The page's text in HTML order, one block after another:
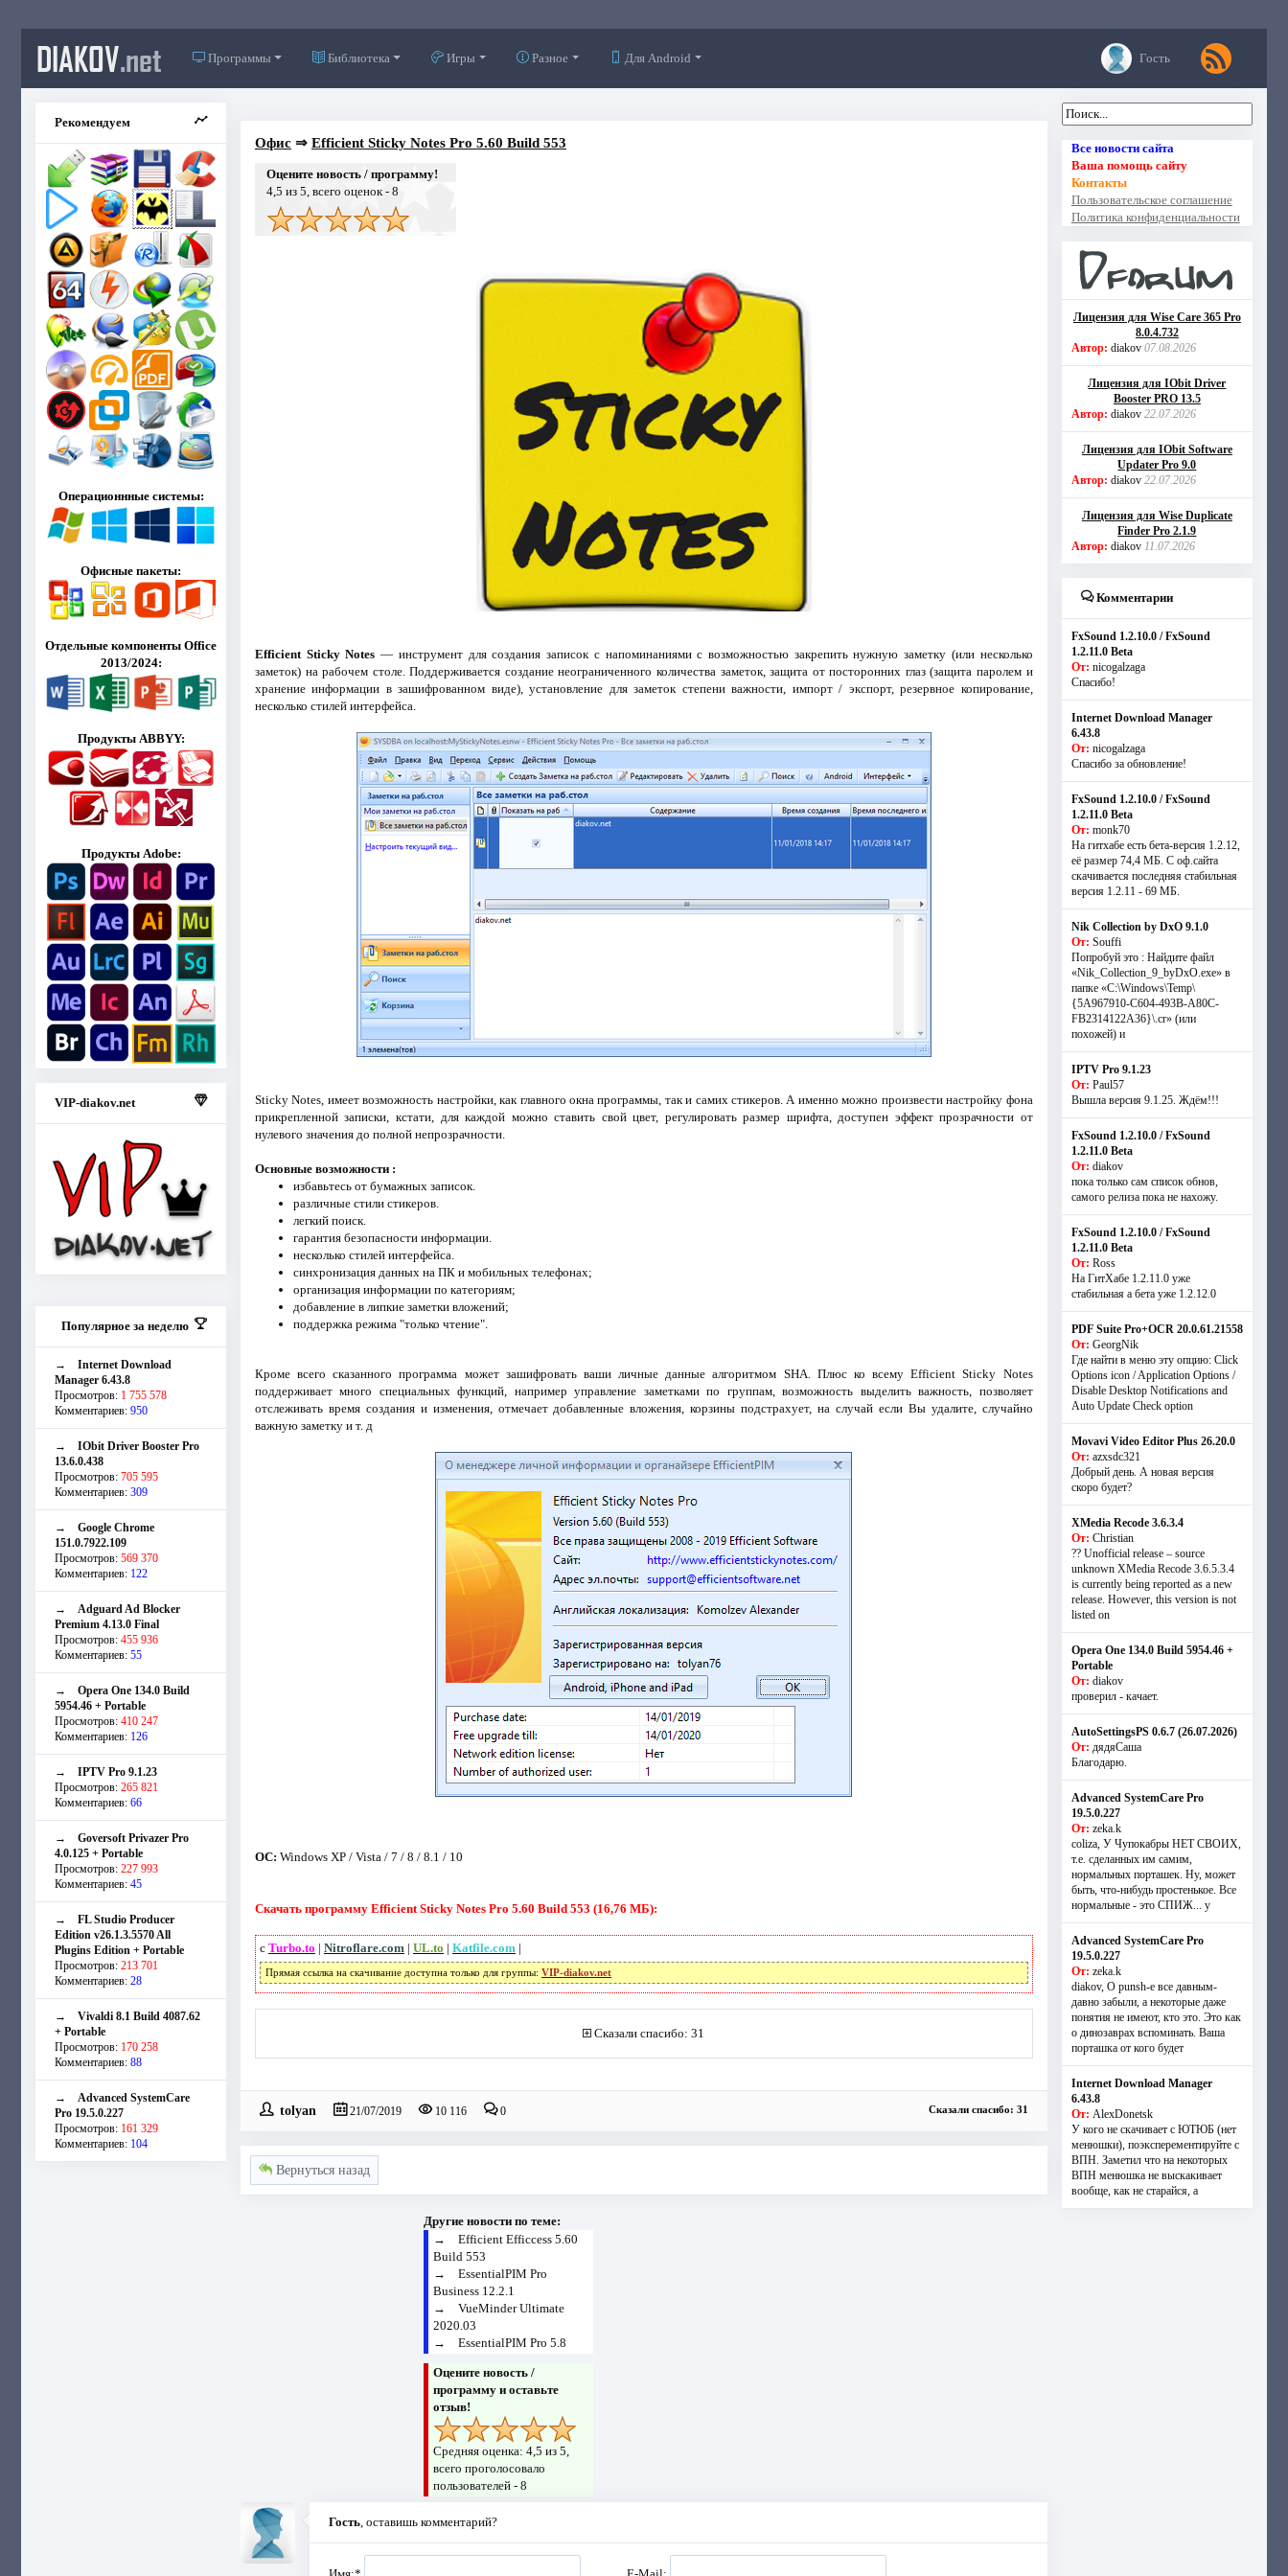
DIAKOV.net Программы Библиотека Игры Разное Для Android Гость
Рекомендуем
Операционнные системы:
Офисные пакеты:
Отдельные компоненты Office
2013/2024:
Продукты ABBYY:
Продукты Adobe:
VIP-diakov.net
Популярное за неделю
→ Internet Download
Manager 6.43.8
Просмотров: 1 755 578
Комментариев: 950
→ IObit Driver Booster Pro
13.6.0.438
Просмотров: 705 595
Комментариев: 309
→ Google Chrome
151.0.7922.109
Просмотров: 569 370
Комментариев: 122
→ Adguard Ad Blocker
Premium 4.13.0 Final
Просмотров: 455 936
Комментариев: 55
→ Opera One 134.0 Build
5954.46 + Portable
Просмотров: 410 247
Комментариев: 126
→ IPTV Pro 9.1.23
Просмотров: 265 821
Комментариев: 66
→ Goversoft Privazer Pro
4.0.125 + Portable
Просмотров: 227 993
Комментариев: 45
→ FL Studio Producer
Edition v26.1.3.5570 All
Plugins Edition + Portable
Просмотров: 213 701
Комментариев: 28
→ Vivaldi 8.1 Build 4087.62
+ Portable
Просмотров: 170 258
Комментариев: 88
→ Advanced SystemCare
Pro 19.5.0.227
Просмотров: 161 329
Комментариев: 104
Офис⇒ Efficient Sticky Notes Pro 5.60 Build 553
Оцените новость / программу!
4,5 из 5, всего оценок - 8
Efficient Sticky Notes — инструмент для создания записок с напоминаниями с возможностью закрепить нужную заметку (или несколько
заметок) на рабочем столе. Поддерживается создание неограниченного количества заметок, защита от посторонних глаз (защита паролем и
хранение информации в зашифрованном виде), установление для заметок степени важности, импорт / экспорт, резервное копирование,
несколько стилей интерфейса.
Sticky Notes, имеет возможность настройки, как главного окна программы, так и самих стикеров. А именно можно произвести настройку фона
прикрепленной записки, кстати, для каждой можно ставить свой цвет, регулировать размер шрифта, доступен эффект прозрачности от
нулевого значения до полной непрозрачности.
Основные возможности :
избавьтесь от бумажных записок.
различные стили стикеров.
легкий поиск.
гарантия безопасности информации.
несколько стилей интерфейса.
синхронизация данных на ПК и мобильных телефонах;
организация информации по категориям;
добавление в липкие заметки вложений;
поддержка режима "только чтение".
Кроме всего сказанного программа может зашифровать ваши личные данные алгоритмом SHA. Плюс ко всему Efficient Sticky Notes
поддерживает много специальных функций, например управление заметками по группам, возможность выделить важность, позволяет
отслеживать время создания и изменения, отмечает добавленные вложения, корзины подстрахует, на случай если Вы удалите, случайно
важную заметку и т. д
ОС: Windows XP / Vista / 7 / 8 / 8.1 / 10
Скачать программу Efficient Sticky Notes Pro 5.60 Build 553 (16,76 МБ):
с Turbo.to | Nitroflare.com | UL.to | Katfile.com |
Прямая ссылка на скачивание доступна только для группы: VIP-diakov.net
Сказали спасибо: 31
tolyan 21/07/2019 10 116 0 Сказали спасибо: 31
Вернуться назад
Другие новости по теме:
→ Efficient Efficcess 5.60
Build 553
→ EssentialPIM Pro
Business 12.2.1
→ VueMinder Ultimate
2020.03
→ EssentialPIM Pro 5.8
Оцените новость /
программу и оставьте
отзыв!
Средняя оценка: 4,5 из 5,
всего проголосовало
пользователей - 8
Гость, оставишь комментарий?
Все новости сайта
Ваша помощь сайту
Контакты
Пользовательское соглашение
Политика конфиденциальности
Лицензия для Wise Care 365 Pro
8.0.4.732
Автор: diakov 07.08.2026
Лицензия для IObit Driver
Booster PRO 13.5
Автор: diakov 22.07.2026
Лицензия для IObit Software
Updater Pro 9.0
Автор: diakov 22.07.2026
Лицензия для Wise Duplicate
Finder Pro 2.1.9
Автор: diakov 11.07.2026
Комментарии
FxSound 1.2.10.0 / FxSound
1.2.11.0 Beta
От: nicogalzaga
Спасибо!
Internet Download Manager
6.43.8
От: nicogalzaga
Спасибо за обновление!
FxSound 1.2.10.0 / FxSound
1.2.11.0 Beta
От: monk70
На гитхабе есть бета-версия 1.2.12,
её размер 74,4 МБ. С оф.сайта
скачивается последняя стабильная
версия 1.2.11 - 69 МБ.
Nik Collection by DxO 9.1.0
От: Souffi
Попробуй это : Найдите файл
«Nik_Collection_9_byDxO.exe» в
папке «C:\Windows\Temp\
{5A967910-C604-493B-A80C-
FB2314122A36}\.cr» (или
похожей) и
IPTV Pro 9.1.23
От: Paul57
Вышла версия 9.1.25. Ждём!!!
FxSound 1.2.10.0 / FxSound
1.2.11.0 Beta
От: diakov
пока только сам список обнов,
самого релиза пока не нахожу.
FxSound 1.2.10.0 / FxSound
1.2.11.0 Beta
От: Ross
На ГитХабе 1.2.11.0 уже
стабильная а бета уже 1.2.12.0
PDF Suite Pro+OCR 20.0.61.21558
От: GeorgNik
Где найти в меню эту опцию: Click
Options icon / Application Options /
Disable Desktop Notifications and
Auto Update Check option
Movavi Video Editor Plus 26.20.0
От: azxsdc321
Добрый день. А новая версия
скоро будет?
XMedia Recode 3.6.3.4
От: Christian
?? Unofficial release – source
unknown XMedia Recode 3.6.5.3.4
is currently being reported as a new
release. However, this version is not
listed on
Opera One 134.0 Build 5954.46 +
Portable
От: diakov
проверил - качает.
AutoSettingsPS 0.6.7 (26.07.2026)
От: дядяСаша
Благодарю.
Advanced SystemCare Pro
19.5.0.227
От: zeka.k
coliza, У Чупокабры НЕТ СВОИХ,
т.е. сделанных им самим,
нормальных порташек. Ну, может
быть, что-нибудь простенькое. Все
нормальные - это СПИЖ... у
Advanced SystemCare Pro
19.5.0.227
От: zeka.k
diakov, О punsh-е все давным-
давно забыли, а некоторые даже
понятия не имеют, кто это. Это как
о динозаврах вспоминать. Ваша
порташка от кого будет
Internet Download Manager
6.43.8
От: AlexDonetsk
У кого не скачивает с ЮТЮБ (нет
менюшки), поэксперементируйте с
ВПН. Заметил что на некоторых
ВПН менюшка не выскакивает
вообще, как не старайся, а